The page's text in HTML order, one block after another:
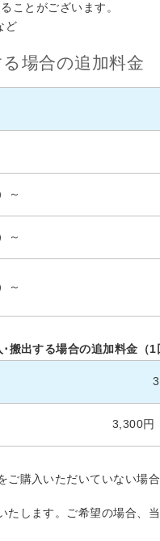
ことがございます。
ど
場合の追加料金
～
～
～
搬出する場合の追加料金（1
3,300円
ご購入いただいていない場
します。ご希望の場合、